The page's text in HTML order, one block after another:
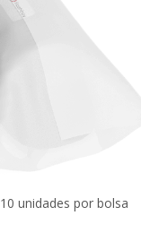
10 unidades por bolsa